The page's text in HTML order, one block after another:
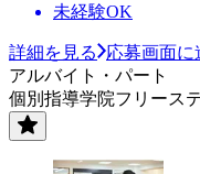
未経験OK
詳細を見る
応募画面に
アルバイト・パート
個別指導学院フリース